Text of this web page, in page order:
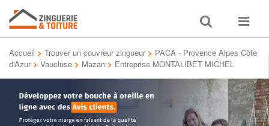
Toggle
search
Toggle
Accueil > Trouver un couvreur zingueur > PACA - Provence Alpes Côte
d'Azur > Vaucluse > Mazan > Entreprise MONTALIBET MICHEL